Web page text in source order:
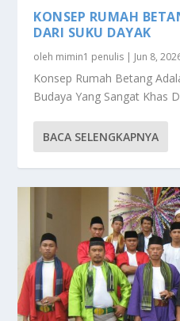
KONSEP RUMAH
DARI SUKU DAYAK
oleh mimin1 penulis | Jun 8,
Konsep Rumah Betang
Budaya Yang Sangat Khas
BACA SELENGKAPNYA